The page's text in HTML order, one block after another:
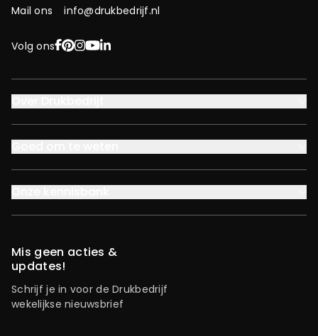
Mail ons
info@drukbedrijf.nl
Volg onsFacebook
Pinterest
Instagram
YouTube
LinkedIn
Mis geen acties &
updates!
Schrijf je in voor de Drukbedrijf
wekelijkse nieuwsbrief